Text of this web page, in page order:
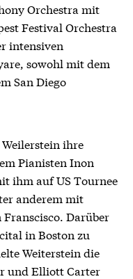
Orchestra mit
Festival Orchestra
intensiven
sowohl mit dem
San Diego
ihre
Pianisten Inon
ihm auf US Tournee
anderem mit
Darüber
in Boston zu
Weiterstein die
und Elliott Carter